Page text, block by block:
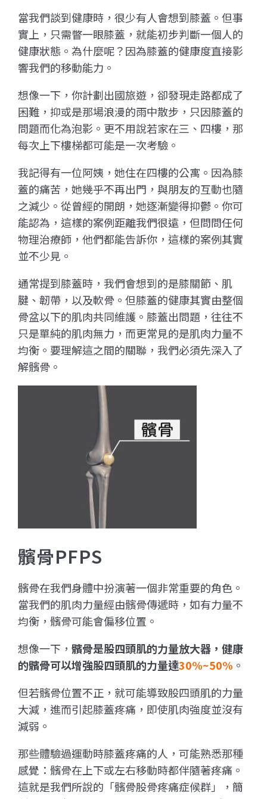
當我們談到健康時，很少有人會想到膝蓋。但事
實上，只需瞥一眼膝蓋，就能初步判斷一個人的
健康狀態。為什麼呢？因為膝蓋的健康度直接影
響我們的移動能力。
想像一下，你計劃出國旅遊，卻發現走路都成了
困難，抑或是那場浪漫的雨中散步，只因膝蓋的
問題而化為泡影。更不用說若家在三、四樓，那
每次上下樓梯都可能是一次考驗。
我記得有一位阿姨，她住在四樓的公寓。因為膝
蓋的痛苦，她幾乎不再出門，與朋友的互動也隨
之減少。從曾經的開朗，她逐漸變得抑鬱。你可
能認為，這樣的案例距離我們很遠，但問問任何
物理治療師，他們都能告訴你，這樣的案例其實
並不少見。
通常提到膝蓋時，我們會想到的是膝關節、肌
腱、韌帶，以及軟骨。但膝蓋的健康其實由整個
骨盆以下的肌肉共同維護。膝蓋出問題，往往不
只是單純的肌肉無力，而更常見的是肌肉力量不
均衡。要理解這之間的關聯，我們必須先深入了
解髕骨。
髕骨PFPS
髕骨在我們身體中扮演著一個非常重要的角色。
當我們的肌肉力量經由髕骨傳遞時，如有力量不
均衡，髕骨可能會偏移位置。
想像一下， 髕骨是股四頭肌的力量放大器，健康
的髕骨可以增強股四頭肌的力量達30%~50% 。
但若髕骨位置不正，就可能導致股四頭肌的力量
大減，進而引起膝蓋疼痛，即使肌肉強度並沒有
減弱。
那些體驗過運動時膝蓋疼痛的人，可能熟悉那種
感覺：髕骨在上下或左右移動時都伴隨著疼痛。
這就是我們所說的「髕骨股骨疼痛症候群」，簡